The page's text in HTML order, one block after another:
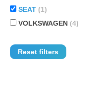
SEAT (1)
VOLKSWAGEN (4)
Reset filters